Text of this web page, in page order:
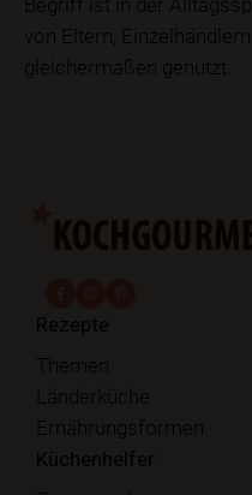
von Eltern,
gleichermaßen genutzt.
Rezepte
Themen
Länderküche
Ernährungsformen
Küchenhelfer